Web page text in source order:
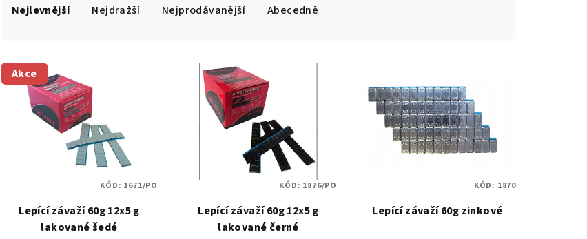
a
e
Nejlevnější Nejdražší Nejprodávanější Abecedně
V
ý
Akce
Lepící závaží 60g 12x5 g
lakované šedé
KÓD: 1671/PO
Lepící závaží 60g 12x5 g
lakované černé
KÓD: 1876/PO
Lepící závaží 60g zinkové
KÓD: 1870